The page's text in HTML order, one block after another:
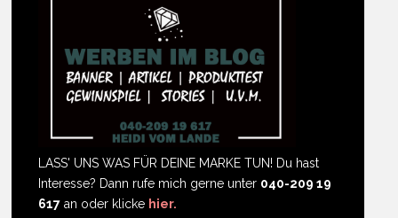
LASS' UNS WAS FÜR DEINE MARKE TUN! Du hast
Interesse? Dann rufe mich gerne unter 040-209 19
617 an oder klicke hier.